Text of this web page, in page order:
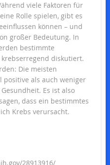
viele Faktoren für
Rolle spielen, gibt es
können – und
großer Bedeutung. In
bestimmte
diskutiert.
Die meisten
positive als auch weniger
Es ist also
dass ein bestimmtes
Krebs verursacht.
28913916/